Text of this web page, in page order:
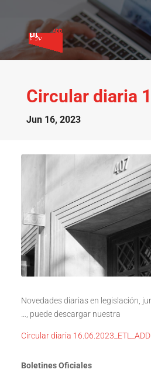
Circular diaria
Jun 16, 2023
Novedades diarias en legislación,
…, puede descargar nuestra
Circular diaria
Boletines Oficiales